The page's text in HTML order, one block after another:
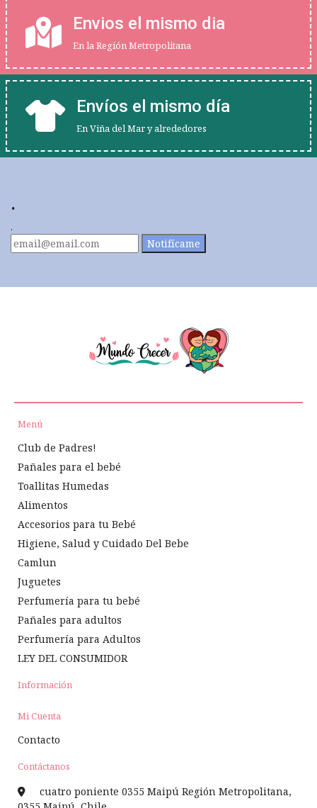
Envios el mismo dia
En la Región Metropolitana
Envíos el mismo día
En Viña del Mar y alrededores
.
.
Notifícame
Menú
Club de Padres!
Pañales para el bebé
Toallitas Humedas
Alimentos
Accesorios para tu Bebé
Higiene, Salud y Cuidado Del Bebe
Camlun
Juguetes
Perfumería para tu bebé
Pañales para adultos
Perfumería para Adultos
LEY DEL CONSUMIDOR
Información
Mi Cuenta
Contacto
Contáctanos
cuatro poniente 0355 Maipú Región Metropolitana,